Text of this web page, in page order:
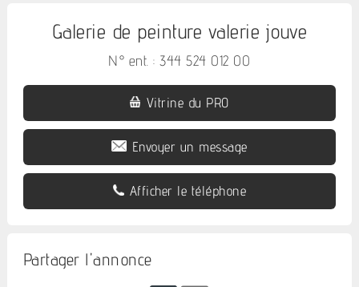
Galerie de peinture valerie jouve
N° ent. : 344 524 012 00
Vitrine du PRO
Envoyer un message
Afficher le téléphone
Partager l'annonce